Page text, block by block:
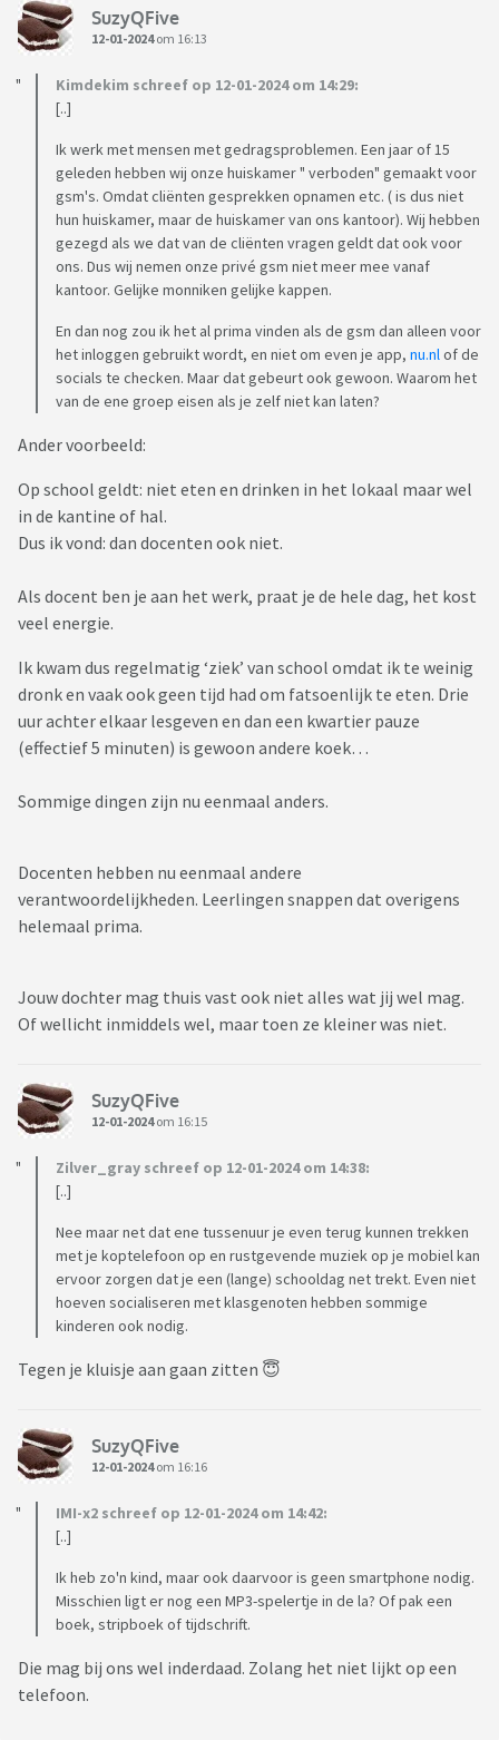
SuzyQFive
12-01-2024om 16:13
Kimdekim schreef op 12-01-2024 om 14:29:
[..]
Ik werk met mensen met gedragsproblemen. Een jaar of 15
geleden hebben wij onze huiskamer " verboden" gemaakt voor
gsm's. Omdat cliënten gesprekken opnamen etc. ( is dus niet
hun huiskamer, maar de huiskamer van ons kantoor). Wij hebben
gezegd als we dat van de cliënten vragen geldt dat ook voor
ons. Dus wij nemen onze privé gsm niet meer mee vanaf
kantoor. Gelijke monniken gelijke kappen.
En dan nog zou ik het al prima vinden als de gsm dan alleen voor
het inloggen gebruikt wordt, en niet om even je app, nu.nlof de
socials te checken. Maar dat gebeurt ook gewoon. Waarom het
van de ene groep eisen als je zelf niet kan laten?
Ander voorbeeld:
Op school geldt: niet eten en drinken in het lokaal maar wel
in de kantine of hal.
Dus ik vond: dan docenten ook niet.
Als docent ben je aan het werk, praat je de hele dag, het kost
veel energie.
Ik kwam dus regelmatig ‘ziek’ van school omdat ik te weinig
dronk en vaak ook geen tijd had om fatsoenlijk te eten. Drie
uur achter elkaar lesgeven en dan een kwartier pauze
(effectief 5 minuten) is gewoon andere koek…
Sommige dingen zijn nu eenmaal anders.
Docenten hebben nu eenmaal andere
verantwoordelijkheden. Leerlingen snappen dat overigens
helemaal prima.
Jouw dochter mag thuis vast ook niet alles wat jij wel mag.
Of wellicht inmiddels wel, maar toen ze kleiner was niet.
SuzyQFive
12-01-2024om 16:15
Zilver_gray schreef op 12-01-2024 om 14:38:
[..]
Nee maar net dat ene tussenuur je even terug kunnen trekken
met je koptelefoon op en rustgevende muziek op je mobiel kan
ervoor zorgen dat je een (lange) schooldag net trekt. Even niet
hoeven socialiseren met klasgenoten hebben sommige
kinderen ook nodig.
Tegen je kluisje aan gaan zitten 😇
SuzyQFive
12-01-2024om 16:16
IMI-x2 schreef op 12-01-2024 om 14:42:
[..]
Ik heb zo'n kind, maar ook daarvoor is geen smartphone nodig.
Misschien ligt er nog een MP3-spelertje in de la? Of pak een
boek, stripboek of tijdschrift.
Die mag bij ons wel inderdaad. Zolang het niet lijkt op een
telefoon.